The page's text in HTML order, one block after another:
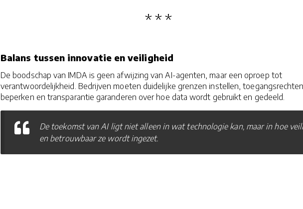
Balans tussen innovatie en veiligheid
De boodschap van IMDA is geen afwijzing van AI-agenten, maar een oproep tot
verantwoordelijkheid. Bedrijven moeten duidelijke grenzen instellen,
beperken en transparantie garanderen over hoe data wordt gebruikt en gedeeld.
De toekomst van AI ligt niet alleen in wat technologie kan, maar in hoe
en betrouwbaar ze wordt ingezet.